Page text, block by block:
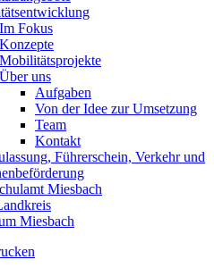
Im Fokus
Konzepte
Mobilitätsprojekte
Über uns
Aufgaben
Von der Idee zur Umsetzung
Team
Kontakt
Führerschein, Verkehr und
Miesbach
Miesbach